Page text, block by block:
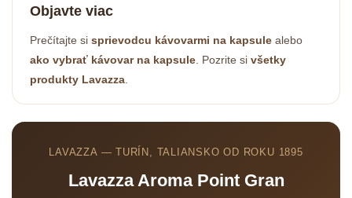
Objavte viac
Prečítajte si sprievodcu kávovarmi na kapsule alebo
ako vybrať kávovar na kapsule . Pozrite si všetky
produkty Lavazza
LAVAZZA — TURÍN, TALIANSKO OD ROKU 1895
Lavazza Aroma Point Gran